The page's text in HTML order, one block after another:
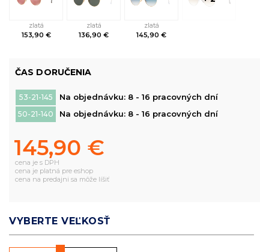
zlatá
153,90 €
zlatá
136,90 €
zlatá
145,90 €
ČAS DORUČENIA
53-21-145 Na objednávku: 8 - 16 pracovných dní
50-21-140 Na objednávku: 8 - 16 pracovných dní
145,90 €
cena je s DPH
cena je platná pre eshop
cena na predajni sa môže líšiť
VYBERTE VEĽKOSŤ